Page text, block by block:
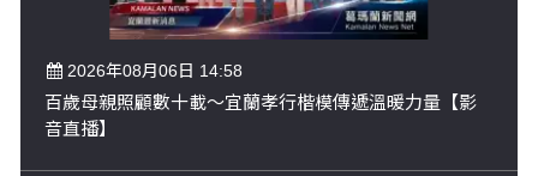
2026年08月06日 14:58
百歲母親照顧數十載～宜蘭孝行楷模傳遞溫暖力量【影
音直播】